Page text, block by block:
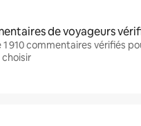
de voyageurs
1 910 commentaires vérifiés
choisir